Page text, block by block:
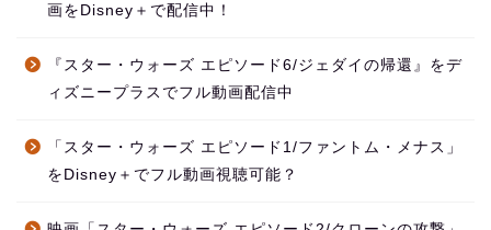
画をDisney＋で配信中！
『スター・ウォーズ エピソード6/ジェダイの帰還』をデ
ィズニープラスでフル動画配信中
「スター・ウォーズ エピソード1/ファントム・メナス」
をDisney＋でフル動画視聴可能？